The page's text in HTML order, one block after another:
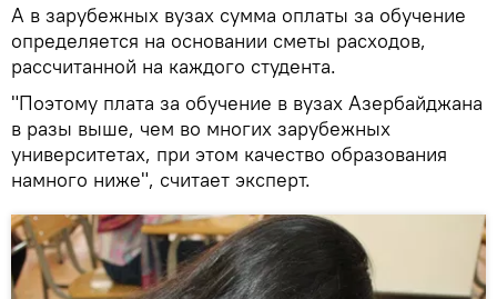
А в зарубежных вузах сумма оплаты за обучение
определяется на основании сметы расходов,
рассчитанной на каждого студента.
"Поэтому плата за обучение в вузах Азербайджана
в разы выше, чем во многих зарубежных
университетах, при этом качество образования
намного ниже", считает эксперт.